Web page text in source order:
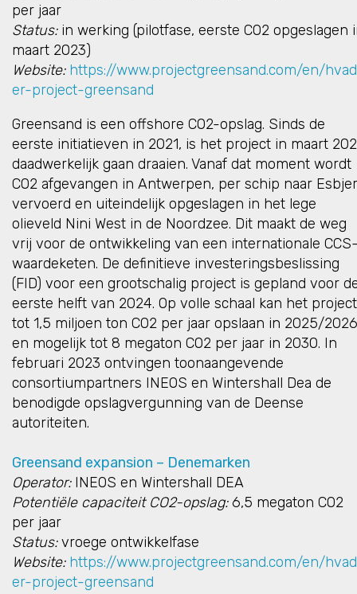
per jaar
Status:in werking (pilotfase, eerste CO2 opgeslagen
maart 2023)
Website: https://www.projectgreensand.com/en/
er-project-greensand
Greensand is een offshore CO2-opslag. Sinds de
eerste initiatieven in 2021, is het project in maart
daadwerkelijk gaan draaien. Vanaf dat moment wordt
CO2 afgevangen in Antwerpen, per schip naar
vervoerd en uiteindelijk opgeslagen in het lege
olieveld Nini West in de Noordzee. Dit maakt de weg
vrij voor de ontwikkeling van een internationale
waardeketen. De definitieve investeringsbeslissing
(FID) voor een grootschalig project is gepland voor
eerste helft van 2024. Op volle schaal kan het project
tot 1,5 miljoen ton CO2 per jaar opslaan in 2025/2026
en mogelijk tot 8 megaton CO2 per jaar in 2030. In
februari 2023 ontvingen toonaangevende
consortiumpartners INEOS en Wintershall Dea de
benodigde opslagvergunning van de Deense
autoriteiten.
Greensand expansion – Denemarken
Operator:INEOS en Wintershall DEA
Potentiële capaciteit CO2-opslag:6,5 megaton CO2
per jaar
Status:vroege ontwikkelfase
Website: https://www.projectgreensand.com/en/
er-project-greensand